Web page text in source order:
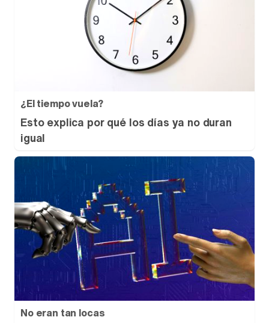
¿El tiempo vuela?
Esto explica por qué los días ya no duran
igual
No eran tan locas